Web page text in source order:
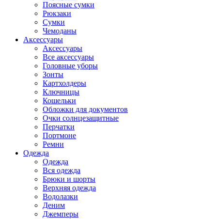
Поясные сумки
Рюкзаки
Сумки
Чемоданы
Аксессуары
Аксессуары
Все аксессуары
Головные уборы
Зонты
Картхолдеры
Ключницы
Кошельки
Обложки для документов
Очки солнцезащитные
Перчатки
Портмоне
Ремни
Одежда
Одежда
Вся одежда
Брюки и шорты
Верхняя одежда
Водолазки
Деним
Джемперы